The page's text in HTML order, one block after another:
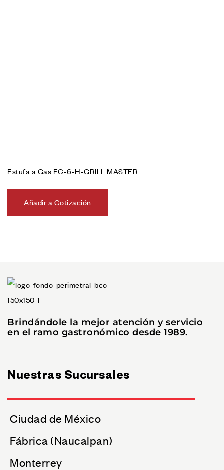
Estufa a Gas EC-6-H-GRILL MASTER
Añadir a Cotización
Brindándole la mejor atención y servicio
en el ramo gastronómico desde 1989.
Nuestras Sucursales
Ciudad de México
Fábrica (Naucalpan)
Monterrey